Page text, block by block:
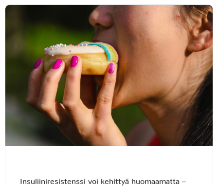
Insuliiniresistenssi voi kehittyä huomaamatta –